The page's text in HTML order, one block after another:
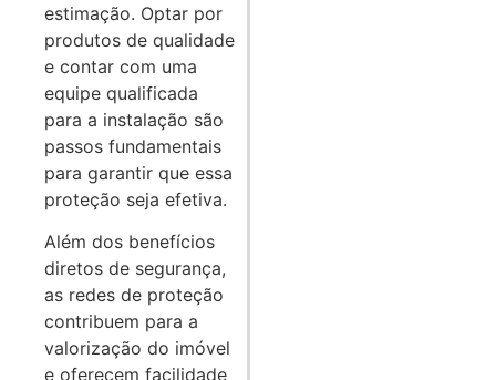
estimação. Optar por
produtos de qualidade
e contar com uma
equipe qualificada
para a instalação são
passos fundamentais
para garantir que essa
proteção seja efetiva.
Além dos benefícios
diretos de segurança,
as redes de proteção
contribuem para a
valorização do imóvel
e oferecem facilidade